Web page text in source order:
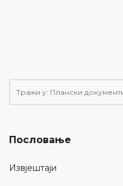
Пословање
Извјештаји